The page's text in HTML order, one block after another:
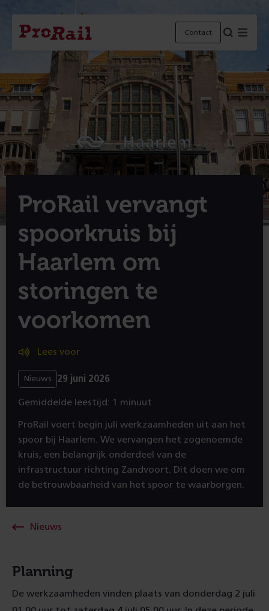
Navigatie
Homepage Contact
ProRail vervangt
spoorkruis bij
Haarlem om
storingen te
voorkomen
Lees voor
Nieuws 29 juni 2026
Gemiddelde leestijd: 1 minuut
ProRail voert begin juli werkzaamheden uit aan het
spoor bij Haarlem. We vervangen het zogenoemde
kruis, een belangrijk onderdeel van de
infrastructuur richting Zandvoort. Dit doen we om
de betrouwbaarheid van het spoor te waarborgen.
Nieuws
Planning
De werkzaamheden vinden plaats van donderdag 2 juli